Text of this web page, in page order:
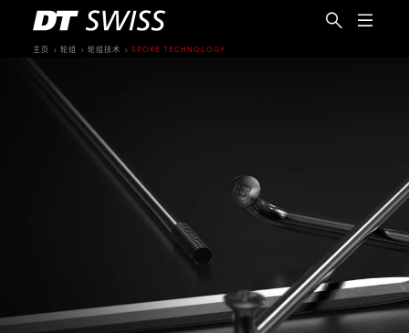
主页 轮组 轮组技术 SPOKE TECHNOLOGY